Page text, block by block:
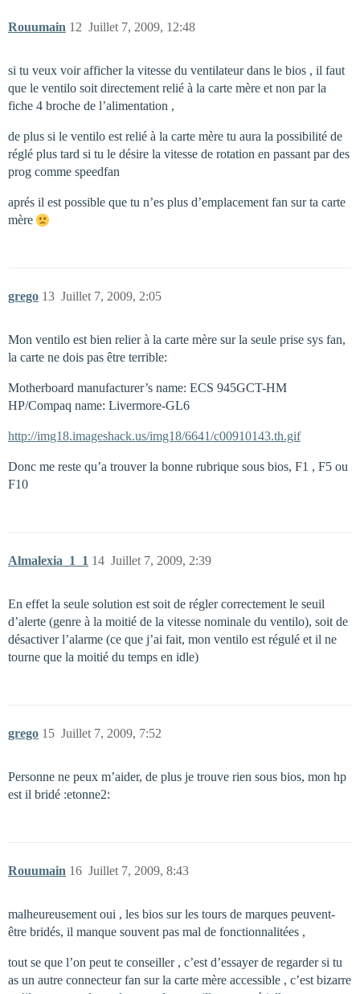
Rouumain Juillet 7, 2009, 12:48
12
si tu veux voir afficher la vitesse du ventilateur dans le bios , il faut
que le ventilo soit directement relié à la carte mère et non par la
fiche 4 broche de l’alimentation ,
de plus si le ventilo est relié à la carte mère tu aura la possibilité de
réglé plus tard si tu le désire la vitesse de rotation en passant par des
prog comme speedfan
aprés il est possible que tu n’es plus d’emplacement fan sur ta carte
mère
grego Juillet 7, 2009, 2:05
13
Mon ventilo est bien relier à la carte mère sur la seule prise sys fan,
la carte ne dois pas être terrible:
Motherboard manufacturer’s name: ECS 945GCT-HM
HP/Compaq name: Livermore-GL6
http://img18.imageshack.us/img18/6641/c00910143.th.gif
Donc me reste qu’a trouver la bonne rubrique sous bios, F1 , F5 ou
F10
Almalexia_1_1 Juillet 7, 2009, 2:39
14
En effet la seule solution est soit de régler correctement le seuil
d’alerte (genre à la moitié de la vitesse nominale du ventilo), soit de
désactiver l’alarme (ce que j’ai fait, mon ventilo est régulé et il ne
tourne que la moitié du temps en idle)
grego Juillet 7, 2009, 7:52
15
Personne ne peux m’aider, de plus je trouve rien sous bios, mon hp
est il bridé :etonne2:
Rouumain Juillet 7, 2009, 8:43
16
malheureusement oui , les bios sur les tours de marques peuvent-
être bridés, il manque souvent pas mal de fonctionnalitées ,
tout se que l’on peut te conseiller , c’est d’essayer de regarder si tu
as un autre connecteur fan sur la carte mère accessible , c’est bizarre